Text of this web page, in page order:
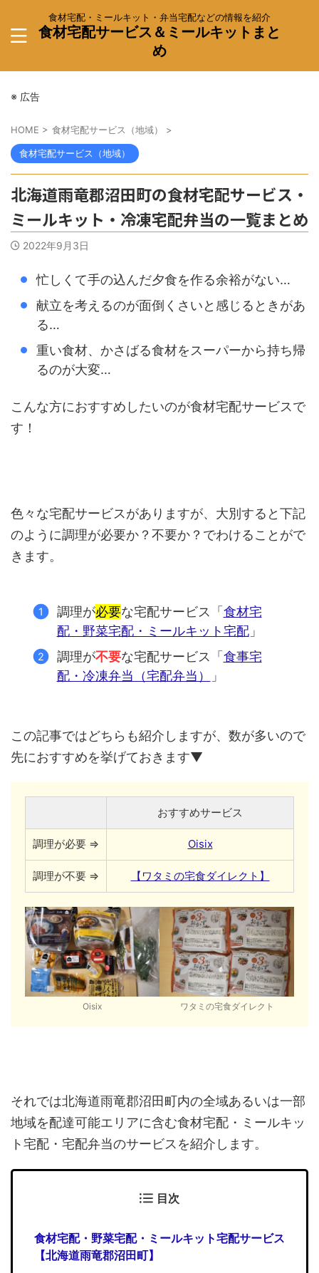
食材宅配・ミールキット・弁当宅配などの情報を紹介
食材宅配サービス＆ミールキットまと
め
※ 広告
HOME > 食材宅配サービス（地域） >
食材宅配サービス（地域）
北海道雨竜郡沼田町の食材宅配サービス・
ミールキット・冷凍宅配弁当の一覧まとめ
2022年9月3日
忙しくて手の込んだ夕食を作る余裕がない…
献立を考えるのが面倒くさいと感じるときがあ
る…
重い食材、かさばる食材をスーパーから持ち帰
るのが大変…
こんな方におすすめしたいのが食材宅配サービスで
す！
色々な宅配サービスがありますが、大別すると下記
のように調理が必要か？不要か？でわけることがで
きます。
調理が必要な宅配サービス「食材宅
配・野菜宅配・ミールキット宅配」
調理が不要な宅配サービス「食事宅
配・冷凍弁当（宅配弁当）
」
この記事ではどちらも紹介しますが、数が多いので
先におすすめを挙げておきます▼
おすすめサービス
調理が必要 ⇒ Oisix
調理が不要 ⇒ 【ワタミの宅食ダイレクト】
Oisix ワタミの宅食ダイレクト
それでは北海道雨竜郡沼田町内の全域あるいは一部
地域を配達可能エリアに含む食材宅配・ミールキッ
ト宅配・宅配弁当のサービスを紹介します。
目次
食材宅配・野菜宅配・ミールキット宅配サービス
【北海道雨竜郡沼田町】